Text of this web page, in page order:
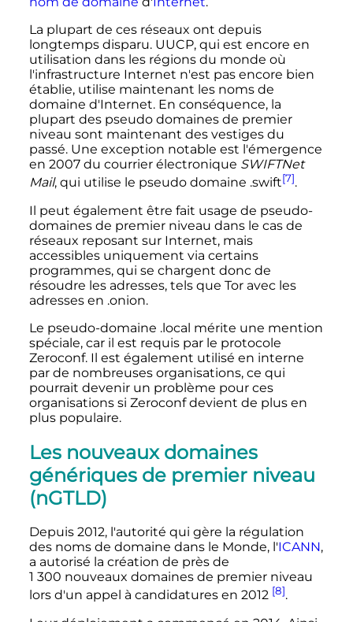
La plupart de ces réseaux ont depuis
longtemps disparu. UUCP, qui est encore en
utilisation dans les régions du monde où
l'infrastructure Internet n'est pas encore bien
établie, utilise maintenant les noms de
domaine d'Internet. En conséquence, la
plupart des pseudo domaines de premier
niveau sont maintenant des vestiges du
passé. Une exception notable est l'émergence
en 2007 du courrier électronique SWIFTNet
Mail, qui utilise le pseudo domaine .swift[7].
Il peut également être fait usage de pseudo-
domaines de premier niveau dans le cas de
réseaux reposant sur Internet, mais
accessibles uniquement via certains
programmes, qui se chargent donc de
résoudre les adresses, tels que Tor avec les
adresses en .onion.
Le pseudo-domaine .local mérite une mention
spéciale, car il est requis par le protocole
Zeroconf. Il est également utilisé en interne
par de nombreuses organisations, ce qui
pourrait devenir un problème pour ces
organisations si Zeroconf devient de plus en
plus populaire.
Les nouveaux domaines
génériques de premier niveau
(nGTLD)
Depuis 2012, l'autorité qui gère la régulation
des noms de domaine dans le Monde, l'ICANN,
a autorisé la création de près de
1 300 nouveaux domaines de premier niveau
lors d'un appel à candidatures en 2012 [8].